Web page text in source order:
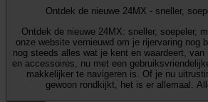
Ontdek de nieuwe 24MX - sneller,
Ontdek de nieuwe 24MX: sneller, soepeler,
onze website vernieuwd om je rijervaring nog
nog steeds alles wat je kent en waardeert,
en accessoires, nu met een
makkelijker te navigeren is. Of je nu
gewoon rondkijkt, het is er allemaal.